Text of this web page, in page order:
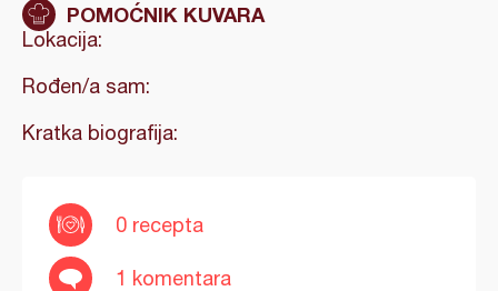
POMOĆNIK KUVARA
Lokacija:
Rođen/a sam:
Kratka biografija:
0 recepta
1 komentara